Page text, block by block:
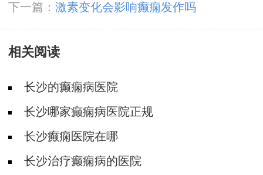
下一篇： 激素变化会影响癫痫发作吗
相关阅读
长沙的癫痫病医院
长沙哪家癫痫病医院正规
长沙癫痫医院在哪
长沙治疗癫痫病的医院